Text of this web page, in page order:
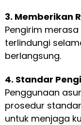
3. Memberikan
Pengirim
terlindungi
berlangsung.
4. Standar
Penggunaan
prosedur
untuk menjaga